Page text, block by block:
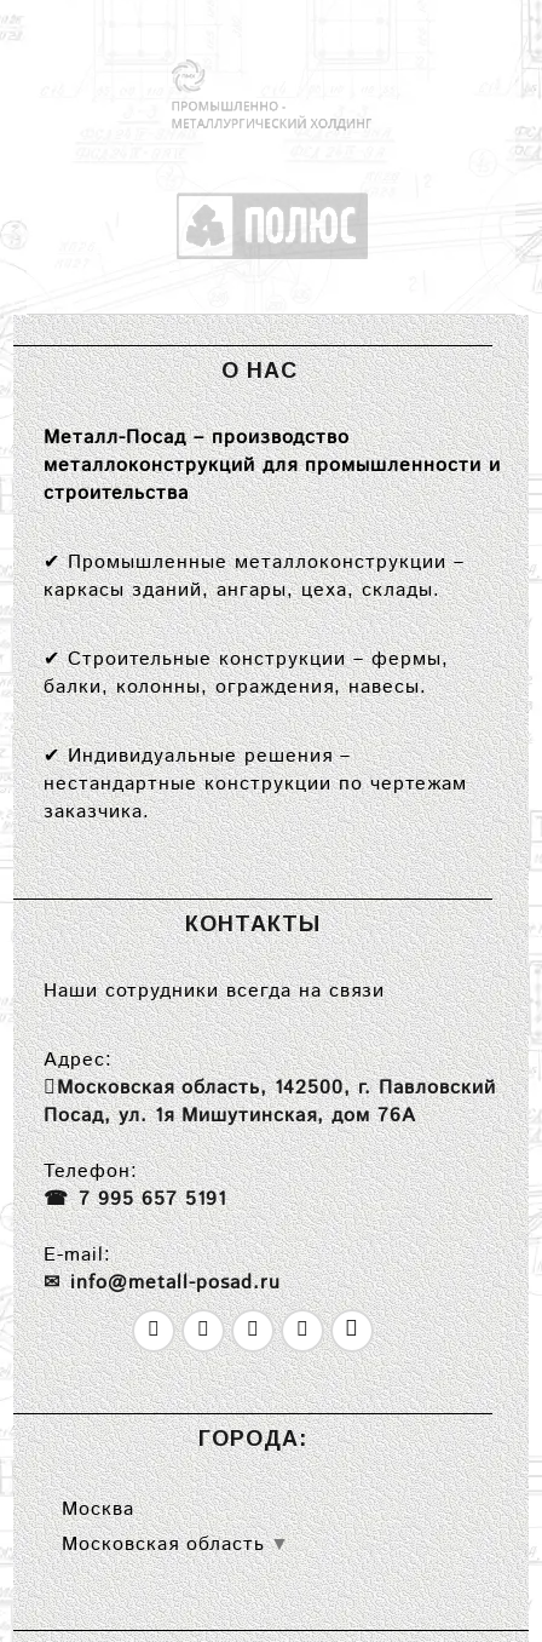
О НАС
Металл-Посад – производство
металлоконструкций для промышленности и
строительства
✔Промышленные металлоконструкции–
каркасы зданий, ангары, цеха, склады.
✔Строительные конструкции– фермы,
балки, колонны, ограждения, навесы.
✔Индивидуальные решения–
нестандартные конструкции по чертежам
заказчика.
КОНТАКТЫ
Наши сотрудники всегда на связи
Адрес:
Московская область, 142500, г. Павловский
Посад, ул. 1я Мишутинская, дом 76А
Телефон:
7 995 657 5191
E-mail:
info@metall-posad.ru
ГОРОДА:
Москва
Московская область ▼